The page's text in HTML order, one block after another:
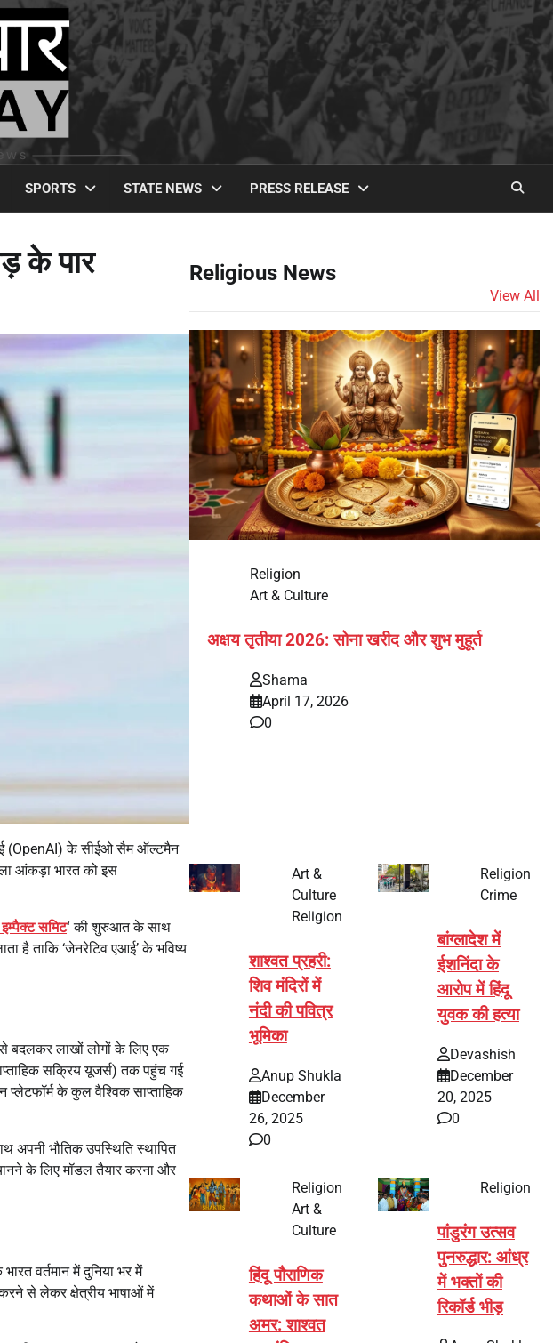
SPORTS STATE NEWS PRESS RELEASE
के पार
(OpenAI) के सीईओ सैम ऑल्टमैन
आंकड़ा भारत को इस
समिट‘ की शुरुआत के साथ
है ताकि ‘जेनरेटिव एआई’ के भविष्य
से बदलकर लाखों लोगों के लिए एक
सक्रिय यूजर्स) तक पहुंच गई
के कुल वैश्विक साप्ताहिक
अपनी भौतिक उपस्थिति स्थापित
के लिए मॉडल तैयार करना और
वर्तमान में दुनिया भर में
से लेकर क्षेत्रीय भाषाओं में
Religious News
View All
Religion
Art & Culture
अक्षय तृतीया 2026: सोना खरीद और शुभ मुहूर्त
Shama
April 17, 2026
0
Art &
Culture
Religion
शाश्वत प्रहरी:
शिव मंदिरों में
नंदी की पवित्र
भूमिका
Anup Shukla
December
26, 2025
0
Religion
Crime
बांग्लादेश में
ईशनिंदा के
आरोप में हिंदू
युवक की हत्या
Devashish
December
20, 2025
0
Religion
Art &
Culture
हिंदू पौराणिक
कथाओं के सात
अमर: शाश्वत
Religion
पांडुरंग उत्सव
पुनरुद्धार: आंध्र
में भक्तों की
रिकॉर्ड भीड़